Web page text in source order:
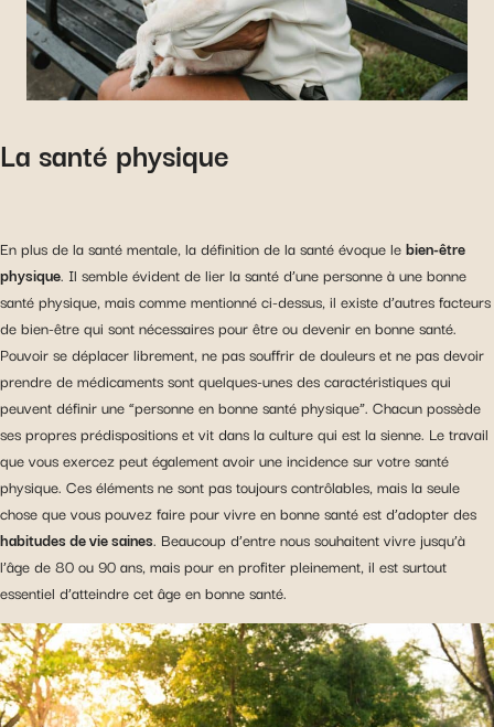
La santé physique
En plus de la santé mentale, la définition de la santé évoque lebien-être
physique. Il semble évident de lier la santé d’une personne à une bonne
santé physique, mais comme mentionné ci-dessus, il existe d’autres facteurs
de bien-être qui sont nécessaires pour être ou devenir en bonne santé.
Pouvoir se déplacer librement, ne pas souffrir de douleurs et ne pas devoir
prendre de médicaments sont quelques-unes des caractéristiques qui
peuvent définir une “personne en bonne santé physique”. Chacun possède
ses propres prédispositions et vit dans la culture qui est la sienne. Le travail
que vous exercez peut également avoir une incidence sur votre santé
physique. Ces éléments ne sont pas toujours contrôlables, mais la seule
chose que vous pouvez faire pour vivre en bonne santé est d’adopter des
habitudes de vie saines. Beaucoup d’entre nous souhaitent vivre jusqu’à
l’âge de 80 ou 90 ans, mais pour en profiter pleinement, il est surtout
essentiel d’atteindre cet âge en bonne santé.